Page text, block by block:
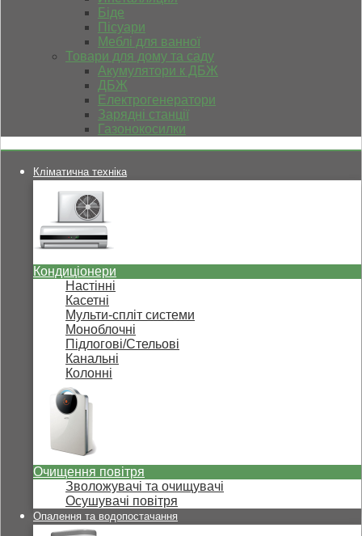
Біде
Пісуари
Меблі для ванної
Товари для дому та саду
Акумулятори к ДБЖ
ДБЖ
Електрогенератори
Зарядні станції
Газонокосилки
Кліматична техніка
Кондиціонери
Настінні
Касетні
Мульти-спліт системи
Моноблочні
Підлогові/Стельові
Канальні
Колонні
Очищення повітря
Зволожувачі та очищувачі
Осушувачі повітря
Опалення та водопостачання